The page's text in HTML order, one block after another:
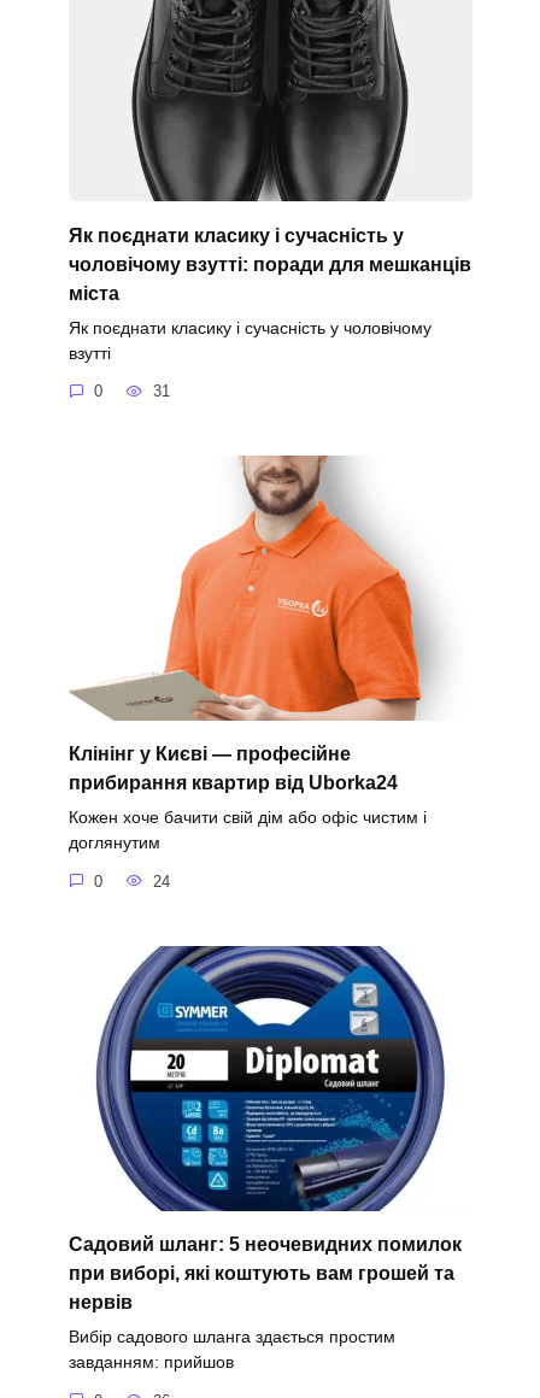
Як поєднати класику і сучасність у
чоловічому взутті: поради для мешканців
міста
Як поєднати класику і сучасність у чоловічому
взутті
0 31
Клінінг у Києві — професійне
прибирання квартир від Uborka24
Кожен хоче бачити свій дім або офіс чистим і
доглянутим
0 24
Садовий шланг: 5 неочевидних помилок
при виборі, які коштують вам грошей та
нервів
Вибір садового шланга здається простим
завданням: прийшов